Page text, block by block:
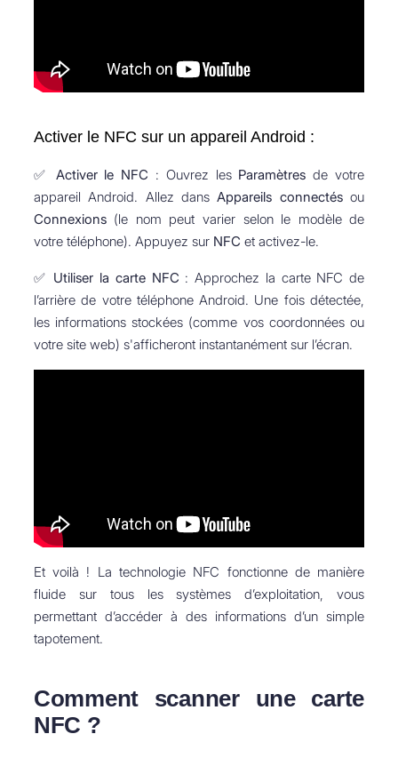
Activer le NFC sur un appareil Android :
✅ Activer le NFC : Ouvrez les Paramètres de votre
appareil Android. Allez dansAppareils connectésou
Connexions(le nom peut varier selon le modèle de
votre téléphone). Appuyez sur NFC et activez-le.
✅ Utiliser la carte NFC : Approchez la carte NFC de
l’arrière de votre téléphone Android. Une fois détectée,
les informations stockées (comme vos coordonnées ou
votre site web) s'afficheront instantanément sur l’écran.
Et voilà ! La technologie NFC fonctionne de manière
fluide sur tous les systèmes d’exploitation, vous
permettant d’accéder à des informations d’un simple
tapotement.
Comment scanner une carte
NFC ?